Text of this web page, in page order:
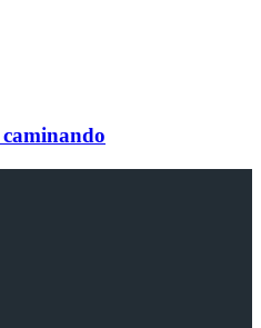
caminando